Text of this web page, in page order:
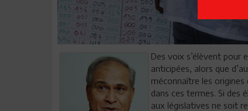
Des voix s’élèvent pour
anticipées, alors que
méconnaître les
dans ces termes. Si des
aux législatives ne soit